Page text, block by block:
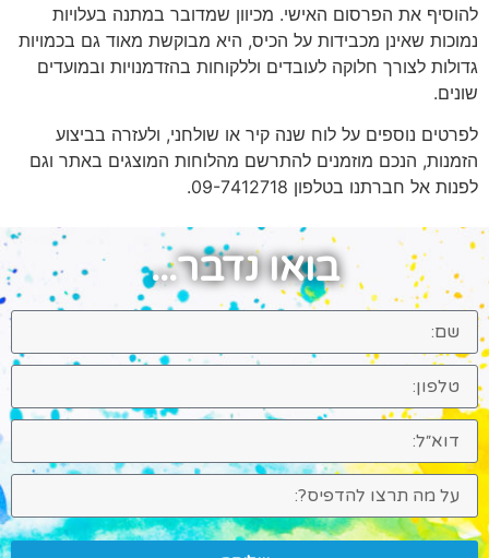
להוסיף את הפרסום האישי. מכיוון שמדובר במתנה בעלויות
נמוכות שאינן מכבידות על הכיס, היא מבוקשת מאוד גם בכמויות
גדולות לצורך חלוקה לעובדים וללקוחות בהזדמנויות ובמועדים
שונים.
לפרטים נוספים על לוח שנה קיר או שולחני, ולעזרה בביצוע
הזמנות, הנכם מוזמנים להתרשם מהלוחות המוצגים באתר וגם
לפנות אל חברתנו בטלפון 09-7412718.
בואו נדבר...